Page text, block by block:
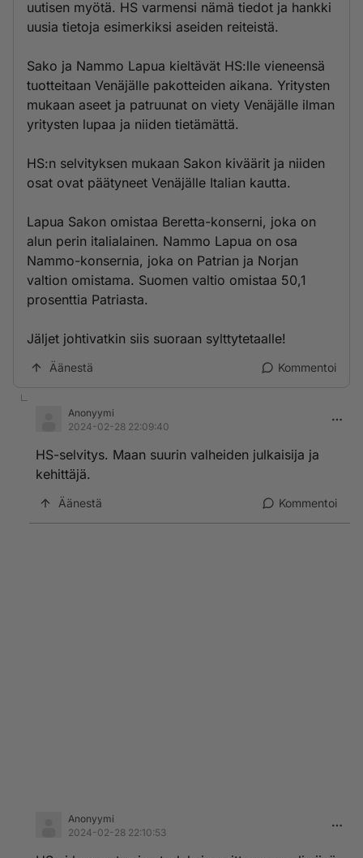
uutisen myötä. HS varmensi nämä tiedot ja hankki
uusia tietoja esimerkiksi aseiden reiteistä.
Sako ja Nammo Lapua kieltävät HS:lle vieneensä
tuotteitaan Venäjälle pakotteiden aikana. Yritysten
mukaan aseet ja patruunat on viety Venäjälle ilman
yritysten lupaa ja niiden tietämättä.
HS:n selvityksen mukaan Sakon kiväärit ja niiden
osat ovat päätyneet Venäjälle Italian kautta.
Lapua Sakon omistaa Beretta-konserni, joka on
alun perin italialainen. Nammo Lapua on osa
Nammo-konsernia, joka on Patrian ja Norjan
valtion omistama. Suomen valtio omistaa 50,1
prosenttia Patriasta.
Jäljet johtivatkin siis suoraan sylttytetaalle!
Äänestä Kommentoi
Anonyymi
2024-02-28 22:09:40
HS-selvitys. Maan suurin valheiden julkaisija ja
kehittäjä.
Äänestä Kommentoi
Anonyymi
2024-02-28 22:10:53